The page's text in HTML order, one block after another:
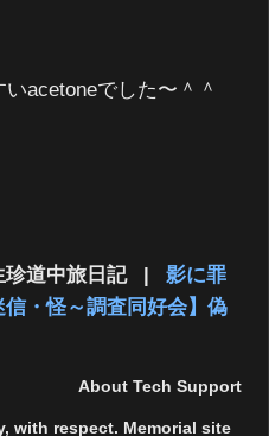
acetoneでした〜＾＾
道中旅日記 |
影に罪
信・怪～調査同好会】偽
About Tech Support
with respect. Memorial site